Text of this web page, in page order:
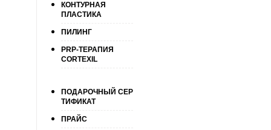
КОНТУРНАЯ
ПЛАСТИКА
ПИЛИНГ
PRP-ТЕРАПИЯ
CORTEXIL
ПОДАРОЧНЫЙ СЕР
ТИФИКАТ
ПРАЙС